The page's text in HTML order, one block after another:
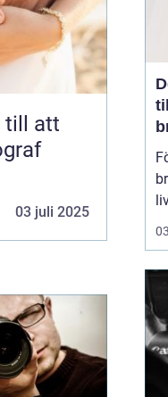
till att
03 juli 2025